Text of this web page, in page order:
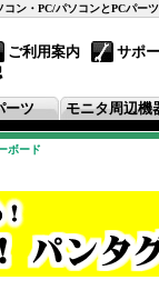
ン・PC/パソコンとPCパ
ご利用案内
サポ
ーツ モニタ周辺機
ボード